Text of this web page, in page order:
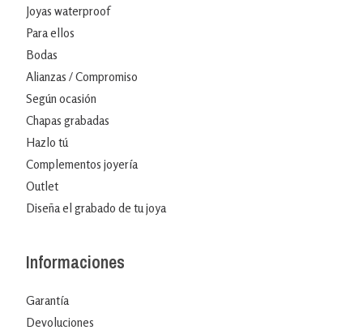
Joyas waterproof
Para ellos
Bodas
Alianzas / Compromiso
Según ocasión
Chapas grabadas
Hazlo tú
Complementos joyería
Outlet
Diseña el grabado de tu joya
Informaciones
Garantía
Devoluciones